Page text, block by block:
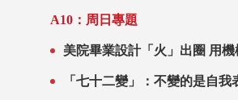
A10：周日專題
美院畢
「七十二變」：不變的是自我